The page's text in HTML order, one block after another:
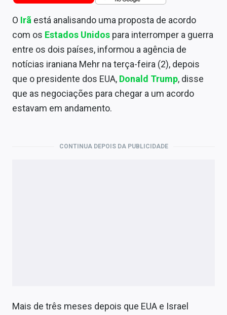
Renda Fixa
Finanças Pessoais
Mercados
Economia
Conteúdo de Marca
O Irã está analisando uma proposta de acordo
com os Estados Unidos para interromper a guerra
entre os dois países, informou a agência de
notícias iraniana Mehr na terça-feira (2), depois
que o presidente dos EUA, Donald Trump, disse
que as negociações para chegar a um acordo
estavam em andamento.
CONTINUA DEPOIS DA PUBLICIDADE
Mais de três meses depois que EUA e Israel